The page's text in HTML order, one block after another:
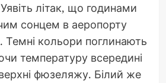
літак, що годинами
сонцем в аеропорту
кольори поглинають
температуру всередині
фюзеляжу. Білий же